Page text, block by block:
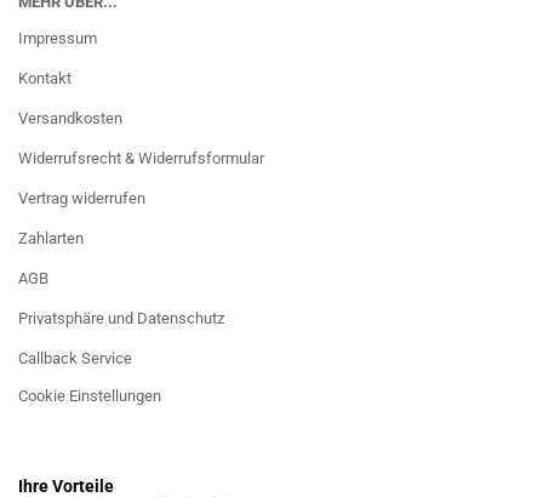
Impressum
Kontakt
Versandkosten
Widerrufsrecht & Widerrufsformular
Vertrag widerrufen
Zahlarten
AGB
Privatsphäre und Datenschutz
Callback Service
Cookie Einstellungen
Ihre Vorteile